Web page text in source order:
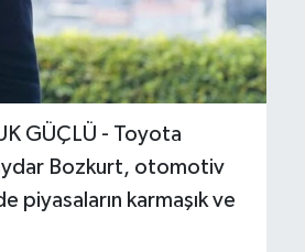
GÜÇLÜ - Toyota
Bozkurt, otomotiv
karmaşık ve